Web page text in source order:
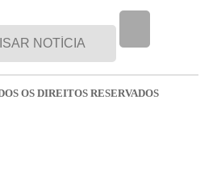
OS DIREITOS RESERVADOS